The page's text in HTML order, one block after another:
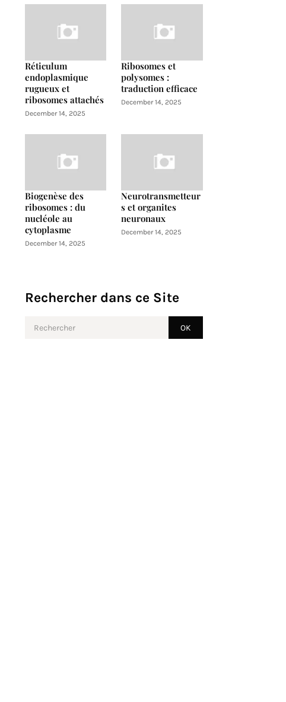
Réticulum
endoplasmique
rugueux et
ribosomes attachés
December 14, 2025
Ribosomes et
polysomes :
traduction efficace
December 14, 2025
Biogenèse des
ribosomes : du
nucléole au
cytoplasme
December 14, 2025
Neurotransmetteur
s et organites
neuronaux
December 14, 2025
Rechercher dans ce Site